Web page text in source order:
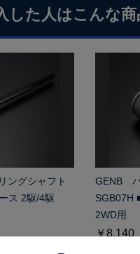
した人はこんな
ングシャフト
ス 2駆/4駆
GENB
SGB07H
2WD用
￥8,140